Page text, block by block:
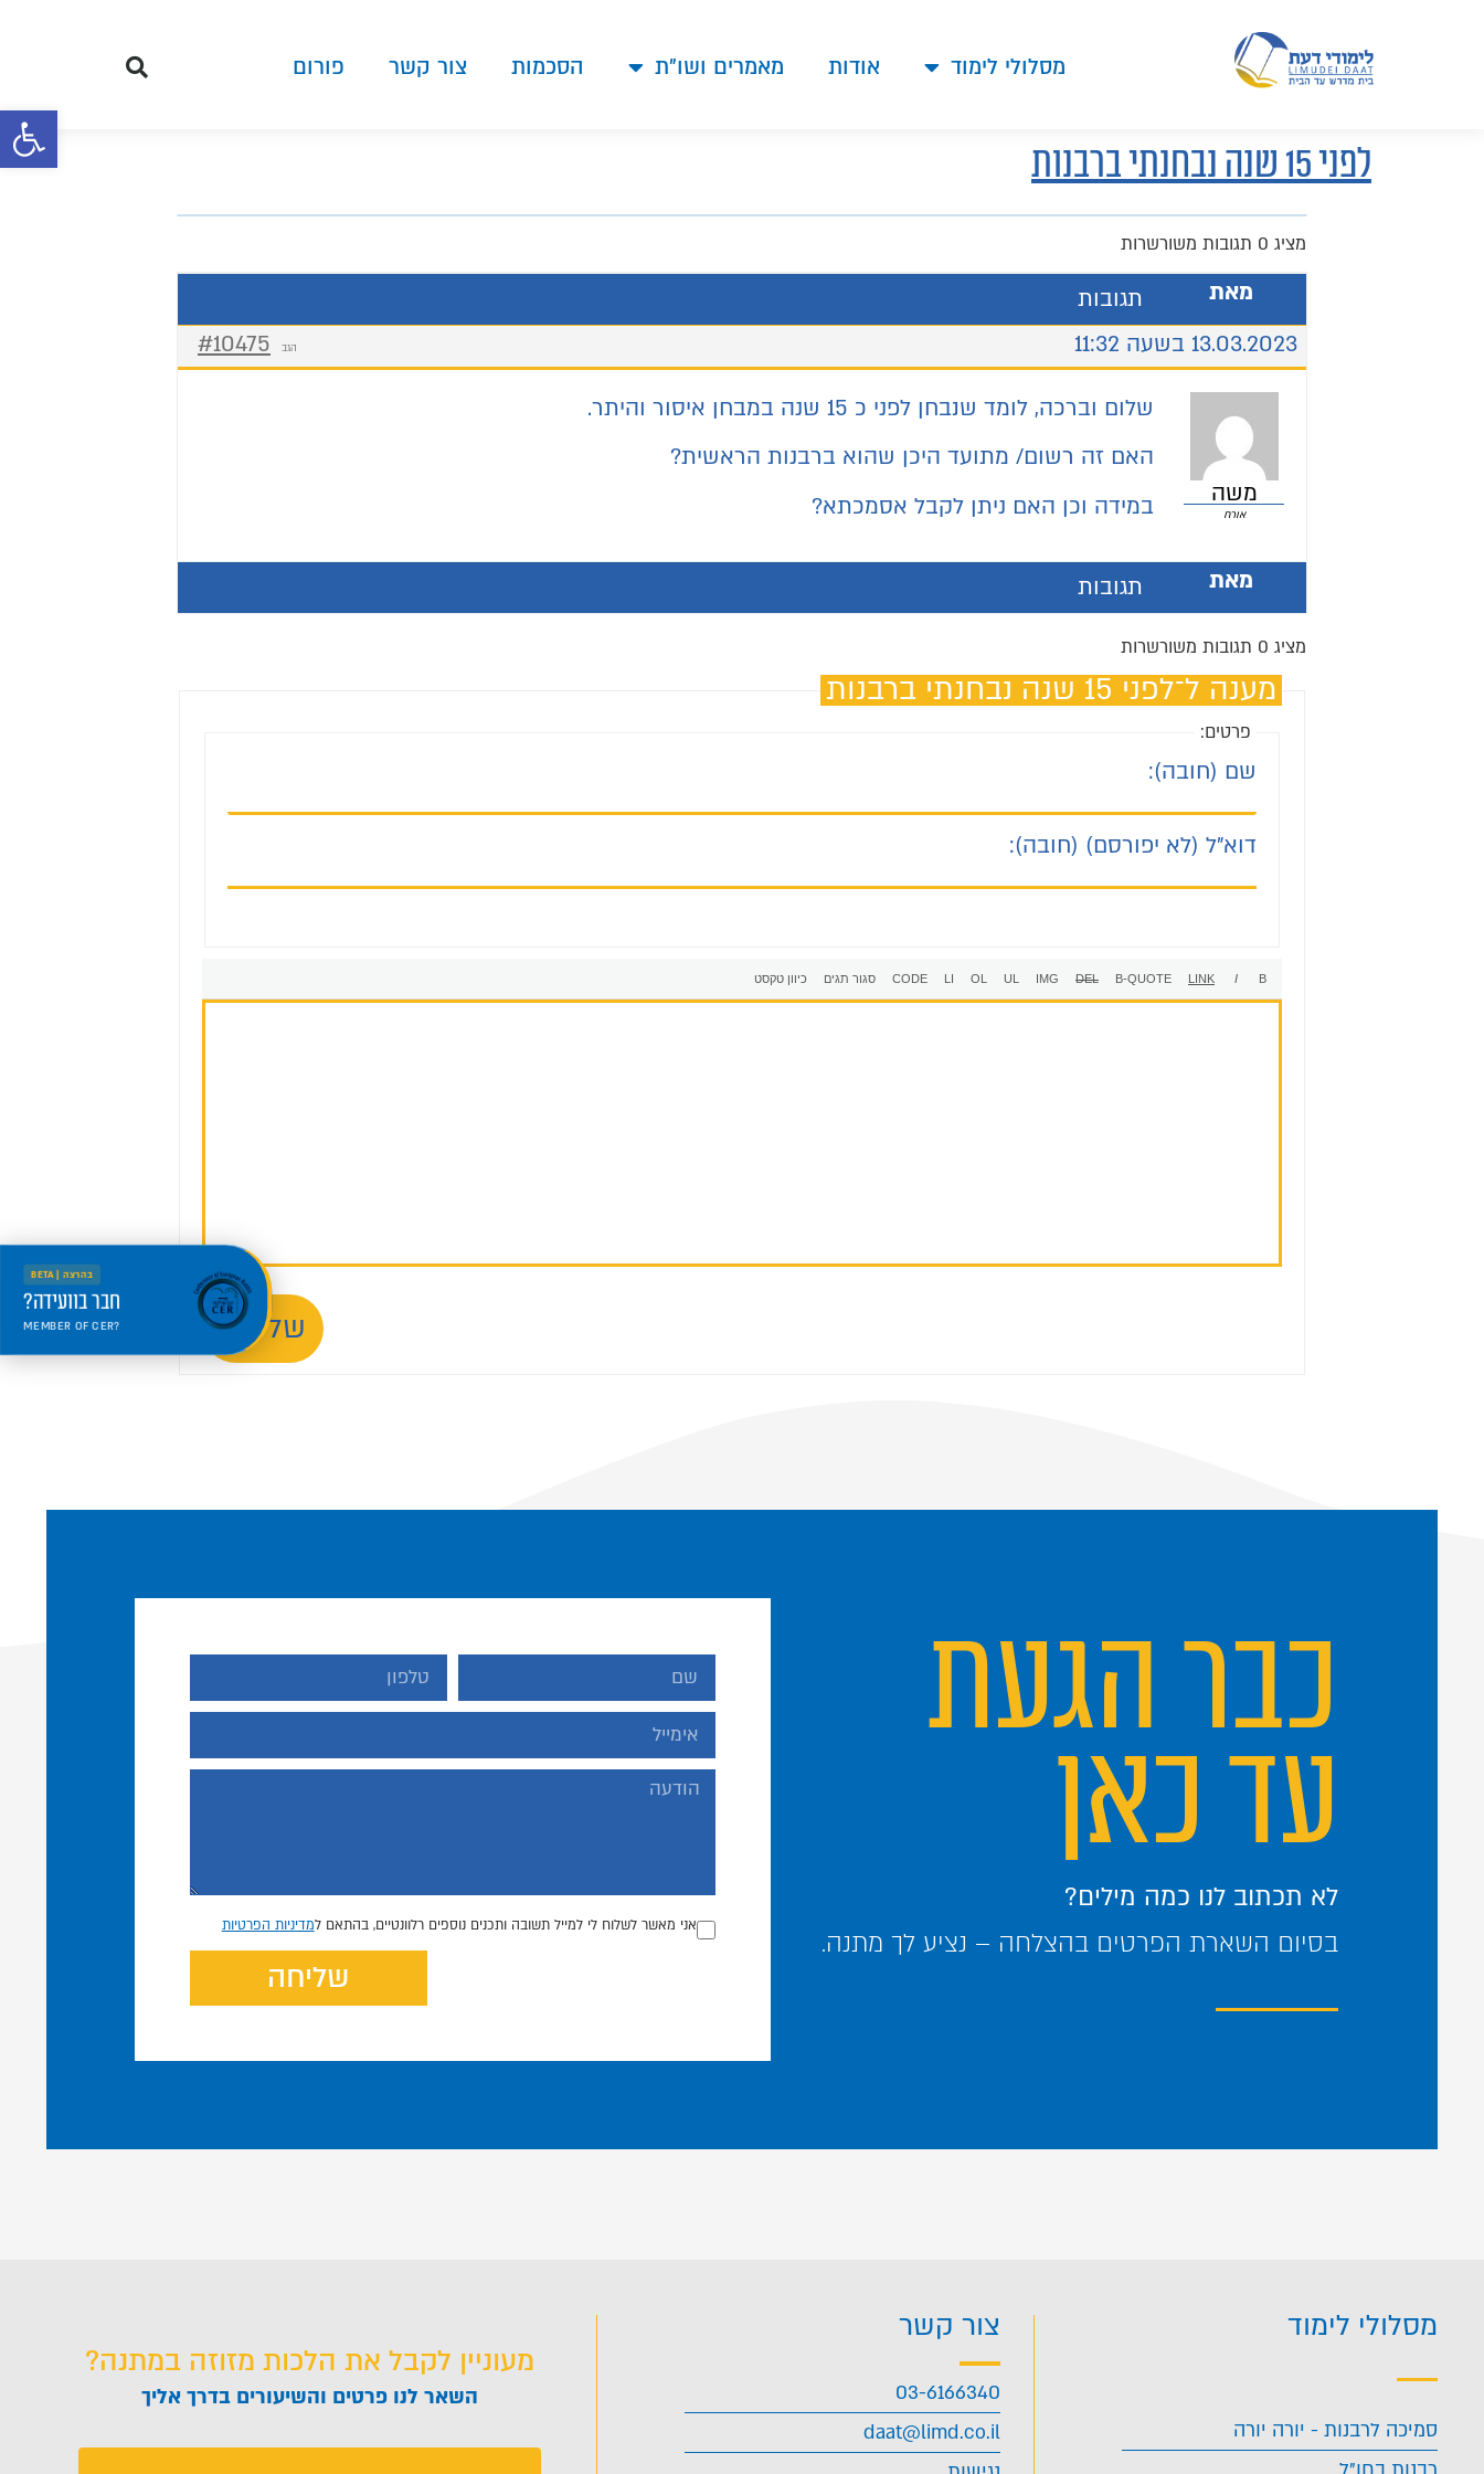
פתח
מסלולי לימוד אודות מאמרים ושו"ת הסכמות צור קשר פורום
לפני 15 שנה נבחנתי ברבנות
מציג 0 תגובות משורשרות
מאת
תגובות
13.03.2023 בשעה 11:32
#10475 הגב
משה
אורח
שלום וברכה, לומד שנבחן לפני כ 15 שנה במבחן איסור והיתר.
האם זה רשום/ מתועד היכן שהוא ברבנות הראשית?
במידה וכן האם ניתן לקבל אסמכתא?
מאת תגובות
מציג 0 תגובות משורשרות
מענה ל־לפני 15 שנה נבחנתי ברבנות
פרטים:
שם (חובה):
דוא"ל (לא יפורסם) (חובה):
שליחה
כבר הגעת
עד כאן
לא תכתוב לנו כמה מילים?
בסיום השארת הפרטים בהצלחה – נציע לך מתנה.
אני מאשר לשלוח לי למייל תשובה ותכנים נוספים רלוונטיים, בהתאם למדיניות הפרטיות
שליחה
מסלולי לימוד
סמיכה לרבנות - יורה יורה
צור קשר
03-6166340
daat@limd.co.il
מעוניין לקבל את הלכות מזוזה במתנה?
השאר לנו פרטים והשיעורים בדרך אליך
בהרצה | BETA
חבר בוועידה?
MEMBER OF CER?
Welcome to the new portal